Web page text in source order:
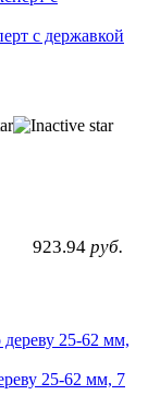
с державкой
923.94 руб.
25-62 мм, 7